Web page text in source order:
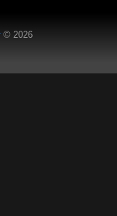
© 2026